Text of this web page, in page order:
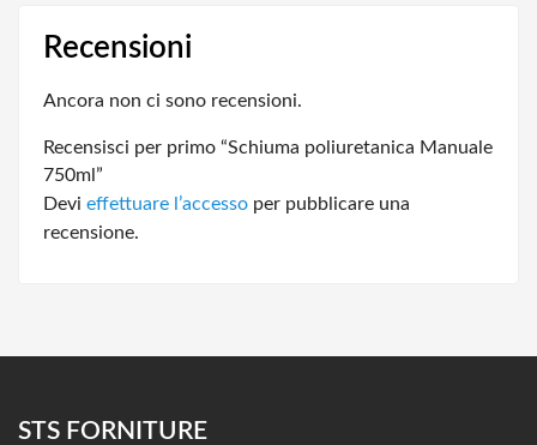
Recensioni
Ancora non ci sono recensioni.
Recensisci per primo “Schiuma poliuretanica Manuale
750ml”
Devi effettuare l’accesso per pubblicare una
recensione.
STS FORNITURE